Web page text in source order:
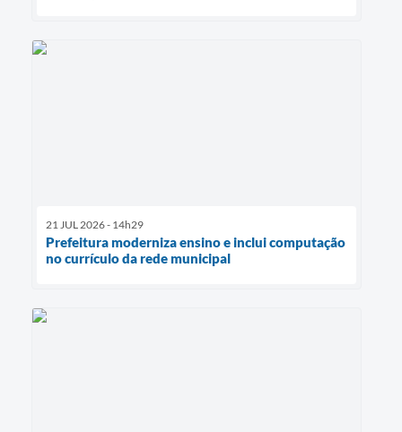
21 JUL 2026 - 14h29
Prefeitura moderniza ensino e inclui computação
no currículo da rede municipal